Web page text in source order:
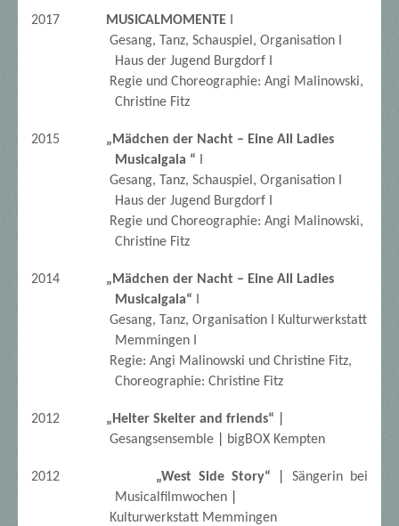
2017 MUSICALMOMENTE
Gesang, Tanz, Schauspiel, Organisation I
Haus der Jugend Burgdorf I
Regie und Choreographie: Angi Malinowski,
Christine Fitz
2015 „Mädchen der Nacht – Eine All Ladies
Musicalgala “
Gesang, Tanz, Schauspiel, Organisation I
Haus der Jugend Burgdorf I
Regie und Choreographie: Angi Malinowski,
Christine Fitz
2014 „Mädchen der Nacht – Eine All Ladies
Musicalgala“
Gesang, Tanz, Organisation I Kulturwerkstatt
Memmingen I
Regie: Angi Malinowski und Christine Fitz,
Choreographie: Christine Fitz
2012 „Helter Skelter and friends“
Gesangsensemble
bigBOX Kempten
2012 „West Side Story“
Sängerin bei
Musicalfilmwochen
Kulturwerkstatt Memmingen